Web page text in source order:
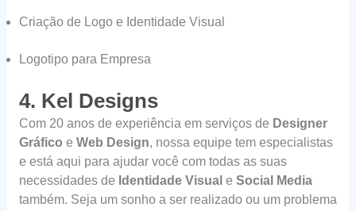
Criação de Logo e Identidade Visual
Logotipo para Empresa
4. Kel Designs
Com 20 anos de experiência em serviços de Designer
Gráfico e Web Design, nossa equipe tem especialistas
e está aqui para ajudar você com todas as suas
necessidades de Identidade Visual e Social Media
também. Seja um sonho a ser realizado ou um problema